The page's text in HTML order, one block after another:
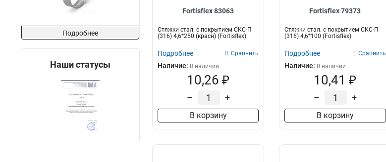
Подробнее
Наши статусы
Fortisflex 83063
Стяжки стал. с покрытием СКС-П
(316) 4,6*250 (красн) (Fortisflex)
Подробнее Сравнить
Наличие: В наличии
10,26 ₽
– +
В корзину
Fortisflex 79373
Стяжки стал. с покрытием СКС-П
(316) 4,6*100 (Fortisflex)
Подробнее Сравнить
Наличие: В наличии
10,41 ₽
– +
В корзину